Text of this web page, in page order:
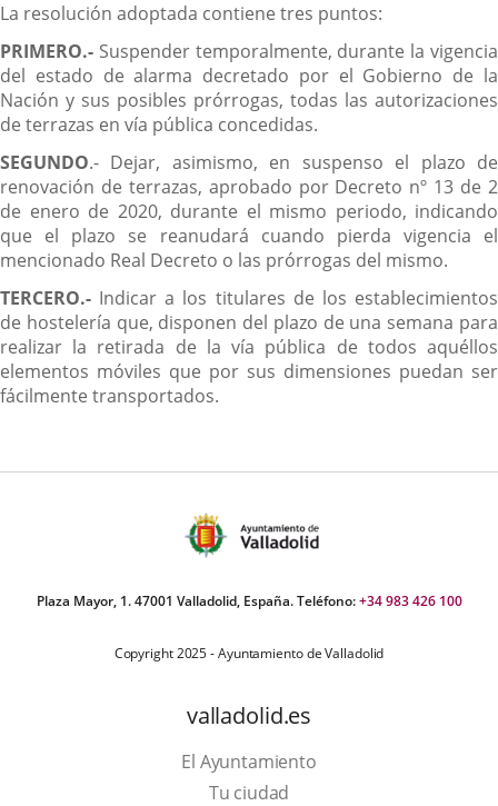
La resolución adoptada contiene tres puntos:
PRIMERO.- Suspender temporalmente, durante la vigencia
del estado de alarma decretado por el Gobierno de la
Nación y sus posibles prórrogas, todas las autorizaciones
de terrazas en vía pública concedidas.
SEGUNDO.- Dejar, asimismo, en suspenso el plazo de
renovación de terrazas, aprobado por Decreto nº 13 de 2
de enero de 2020, durante el mismo periodo, indicando
que el plazo se reanudará cuando pierda vigencia el
mencionado Real Decreto o las prórrogas del mismo.
TERCERO.- Indicar a los titulares de los establecimientos
de hostelería que, disponen del plazo de una semana para
realizar la retirada de la vía pública de todos aquéllos
elementos móviles que por sus dimensiones puedan ser
fácilmente transportados.
Plaza Mayor, 1. 47001 Valladolid, España. Teléfono:+34 983 426 100
Copyright 2025 - Ayuntamiento de Valladolid
valladolid.es
El Ayuntamiento
Tu ciudad